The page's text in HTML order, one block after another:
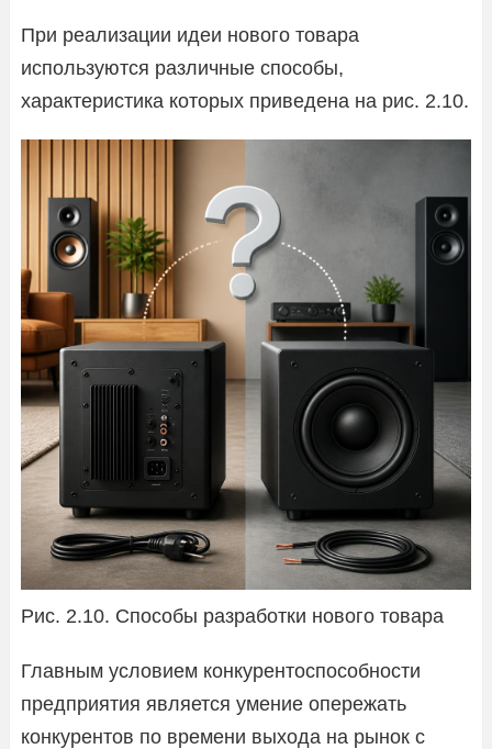
При реализации идеи нового товара
используются различные способы,
характеристика которых приведена на рис. 2.10.
Рис. 2.10. Способы разработки нового товара
Главным условием конкурентоспособности
предприятия является умение опережать
конкурентов по времени выхода на рынок с